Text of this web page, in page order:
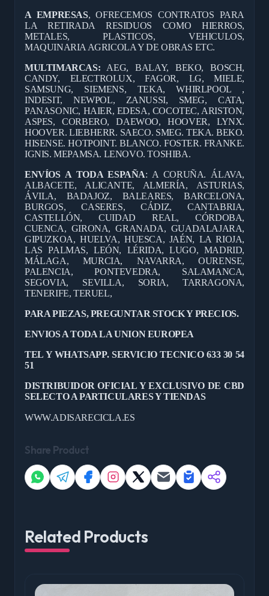
A EMPRESAS, OFRECEMOS CONTRATOS PARA
LA RETIRADA RESIDUOS COMO HIERROS,
METALES, PLASTICOS, VEHICULOS,
MAQUINARIA AGRICOLA Y DE OBRAS ETC.
MULTIMARCAS: AEG, BALAY, BEKO, BOSCH,
CANDY, ELECTROLUX, FAGOR, LG, MIELE,
SAMSUNG, SIEMENS, TEKA, WHIRLPOOL ,
INDESIT, NEWPOL, ZANUSSI, SMEG, CATA,
PANASONIC, HAIER, EDESA, COCOTEC, ARISTON,
ASPES, CORBERO, DAEWOO, HOOVER, LYNX.
HOOVER. LIEBHERR. SAECO. SMEG. TEKA. BEKO.
HISENSE. HOTPOINT. BLANCO. FOSTER. FRANKE.
IGNIS. MEPAMSA. LENOVO. TOSHIBA.
ENVÍOS A TODA ESPAÑA: A CORUÑA. ÁLAVA,
ALBACETE, ALICANTE, ALMERÍA, ASTURIAS,
ÁVILA, BADAJOZ, BALEARES, BARCELONA,
BURGOS, CASERES, CÁDIZ, CANTABRIA,
CASTELLÓN, CUIDAD REAL, CÓRDOBA,
CUENCA, GIRONA, GRANADA, GUADALAJARA,
GIPUZKOA, HUELVA, HUESCA, JAÉN, LA RIOJA,
LAS PALMAS, LEÓN, LÉRIDA, LUGO, MADRID,
MÁLAGA, MURCIA, NAVARRA, OURENSE,
PALENCIA, PONTEVEDRA, SALAMANCA,
SEGOVIA, SEVILLA, SORIA, TARRAGONA,
TENERIFE, TERUEL,
PARA PIEZAS, PREGUNTAR STOCK Y PRECIOS.
ENVIOS A TODA LA UNION EUROPEA
TEL Y WHATSAPP. SERVICIO TECNICO 633 30 54
51
DISTRIBUIDOR OFICIAL Y EXCLUSIVO DE CBD
SELECTO A PARTICULARES Y TIENDAS
WWW.ADISARECICLA.ES
Share Product
Related Products